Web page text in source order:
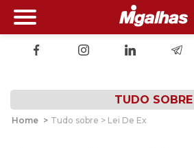
TUDO SOBRE
Home > Tudo sobre > Lei De Ex